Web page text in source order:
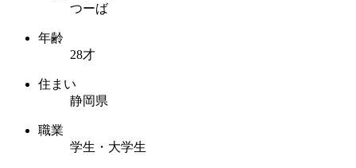
つーば
年齢
28才
住まい
静岡県
職業
学生・大学生